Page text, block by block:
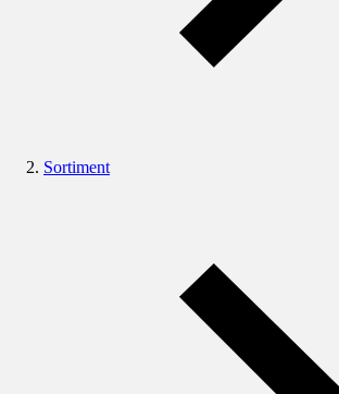
Sortiment